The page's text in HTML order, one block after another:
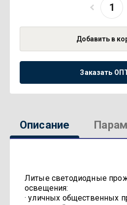
Добавить в
Заказать
Описание
Литые светодиодные
освещения:
· уличных общественных